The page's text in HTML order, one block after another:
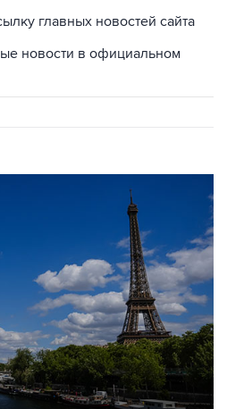
главных новостей сайта
новости в официальном